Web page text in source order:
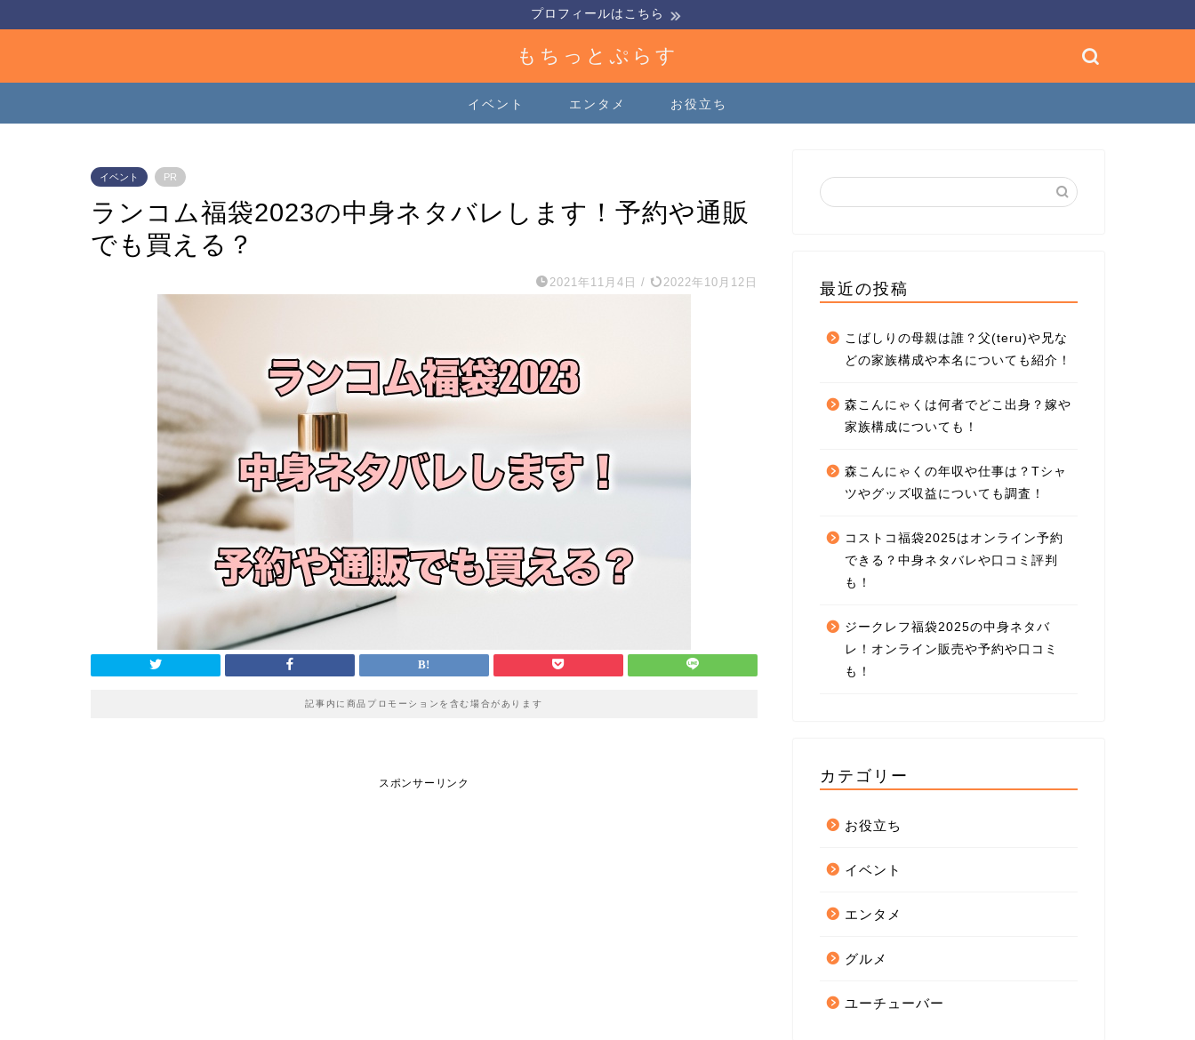
プロフィールはこちら
もちっとぷらす
イベント エンタメ お役立ち
イベント PR
ランコム福袋2023の中身ネタバレします！予約や通販
でも買える？
2021年11月4日 / 2022年10月12日
記事内に商品プロモーションを含む場合があります
スポンサーリンク
最近の投稿
こばしりの母親は誰？父(teru)や兄な
どの家族構成や本名についても紹介！
森こんにゃくは何者でどこ出身？嫁や
家族構成についても！
森こんにゃくの年収や仕事は？Tシャ
ツやグッズ収益についても調査！
コストコ福袋2025はオンライン予約
できる？中身ネタバレや口コミ評判
も！
ジークレフ福袋2025の中身ネタバ
レ！オンライン販売や予約や口コミ
も！
カテゴリー
お役立ち
イベント
エンタメ
グルメ
ユーチューバー